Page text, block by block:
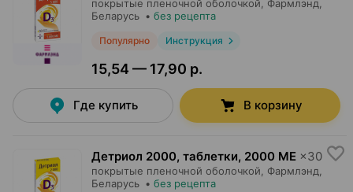
покрытые пленочной оболочкой, Фармлэнд,
Беларусь • без рецепта
Популярно Инструкция
15,54 — 17,90 р.
Где купить В корзину
Детриол 2000, таблетки, 2000 МЕ ×30
покрытые пленочной оболочкой, Фармлэнд,
Беларусь • без рецепта